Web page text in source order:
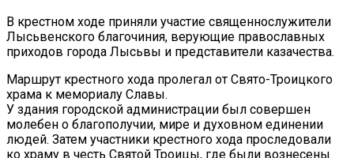
В крестном ходе приняли участие священнослужители
Лысьвенского благочиния, верующие православных
приходов города Лысьвы и представители казачества.
Маршрут крестного хода пролегал от Свято-Троицкого
храма к мемориалу Славы.
У здания городской администрации был совершен
молебен о благополучии, мире и духовном единении
людей. Затем участники крестного хода проследовали
ко храму в честь Святой Троицы, где были вознесены